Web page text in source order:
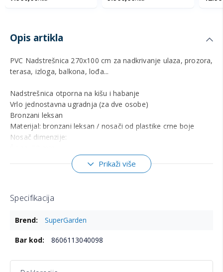
Opis artikla
PVC Nadstrešnica 270x100 cm za nadkrivanje ulaza, prozora,
terasa, izloga, balkona, lođa...
Nadstrešnica otporna na kišu i habanje
Vrlo jednostavna ugradnja (za dve osobe)
Bronzani leksan
Materijal: bronzani leksan / nosači od plastike crne boje
Nosač dimenzije:
Raspon između rupa: 185 mm
sastavljanje pre ugradnje.
Prikaži više
Specifikacija
informacijaSuperGarden
8606113040098